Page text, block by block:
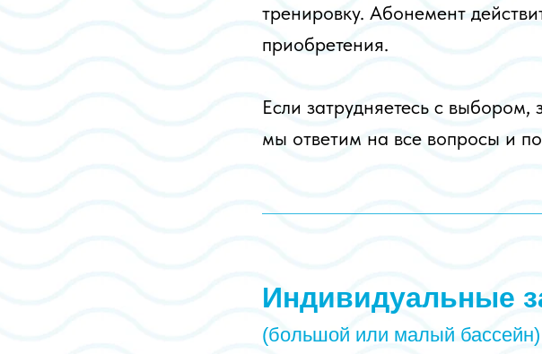
тренировку. Абонемент
приобретения.
Если затрудняетесь с выбором,
мы ответим на все вопросы и
Индивидуальные
(большой или малый бассейн)